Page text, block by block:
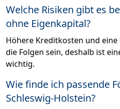
Welche Risiken gibt es
ohne Eigenkapital?
Höhere Kreditkosten und
die Folgen sein, deshalb ist
wichtig.
Wie finde ich passende
Schleswig-Holstein?